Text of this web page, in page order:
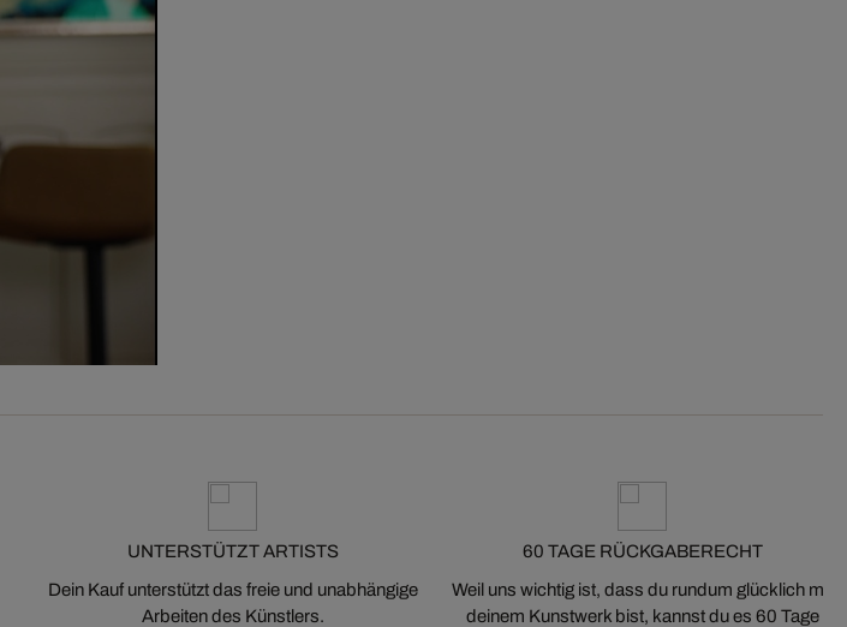
UNTERSTÜTZT ARTISTS
Dein Kauf unterstützt das freie und unabhängige
Arbeiten des Künstlers.
60 TAGE RÜCKGABERECHT
Weil uns wichtig ist, dass du rundum glücklich mit
deinem Kunstwerk bist, kannst du es 60 Tage